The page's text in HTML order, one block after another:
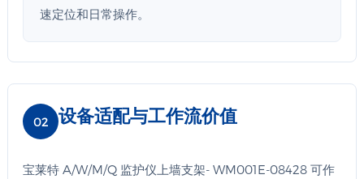
速定位和日常操作。
02 设备适配与工作流价值
宝莱特 A/W/M/Q 监护仪上墙支架- WM001E-08428 可作